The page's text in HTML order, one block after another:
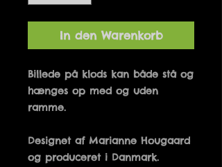
In den Warenkorb
Billede på klods kan både stå og
hænges op med og uden
Designet af Marianne Hougaard